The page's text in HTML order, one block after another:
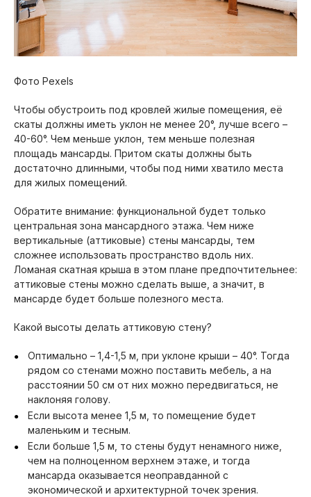
Фото Pexels
Чтобы обустроить под кровлей жилые помещения, её
скаты должны иметь уклон не менее 20°, лучше всего –
40-60°. Чем меньше уклон, тем меньше полезная
площадь мансарды. Притом скаты должны быть
достаточно длинными, чтобы под ними хватило места
для жилых помещений.
Обратите внимание: функциональной будет только
центральная зона мансардного этажа. Чем ниже
вертикальные (аттиковые) стены мансарды, тем
сложнее использовать пространство вдоль них.
Ломаная скатная крыша в этом плане предпочтительнее:
аттиковые стены можно сделать выше, а значит, в
мансарде будет больше полезного места.
Какой высоты делать аттиковую стену?
Оптимально – 1,4-1,5 м, при уклоне крыши – 40°. Тогда
рядом со стенами можно поставить мебель, а на
расстоянии 50 см от них можно передвигаться, не
наклоняя голову.
Если высота менее 1,5 м, то помещение будет
маленьким и тесным.
Если больше 1,5 м, то стены будут ненамного ниже,
чем на полноценном верхнем этаже, и тогда
мансарда оказывается неоправданной с
экономической и архитектурной точек зрения.